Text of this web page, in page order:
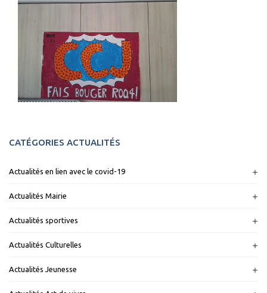
CATÉGORIES ACTUALITÉS
Actualités en lien avec le covid-19
Actualités Mairie
Actualités sportives
Actualités Culturelles
Actualités Jeunesse